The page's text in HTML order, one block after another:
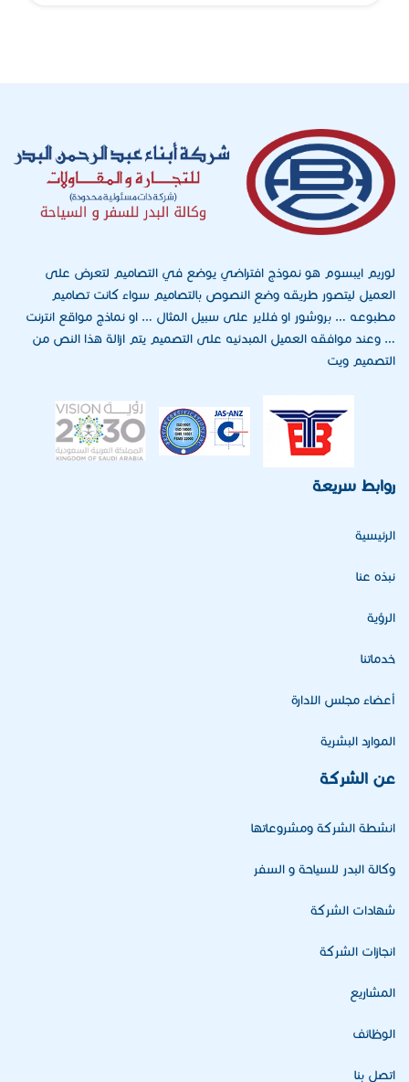
لوريم ايبسوم هو نموذج افتراضي يوضع في التصاميم لتعرض على
العميل ليتصور طريقه وضع النصوص بالتصاميم سواء كانت تصاميم
مطبوعه … بروشور او فلاير على سبيل المثال … او نماذج مواقع انترنت
… وعند موافقه العميل المبدئيه على التصميم يتم ازالة هذا النص من
التصميم ويت
روابط سريعة
الرئيسية
نبذه عنا
الرؤية
خدماتنا
أعضاء مجلس الادارة
الموارد البشرية
عن الشركة
انشطة الشركة ومشروعاتها
وكالة البدر للسياحة و السفر
شهادات الشركة
انجازات الشركة
المشاريع
الوظائف
اتصل بنا